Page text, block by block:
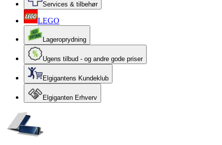
Services & tilbehør
LEGO
Lageroprydning
Ugens tilbud - og andre gode priser
Elgigantens Kundeklub
Elgiganten Erhverv